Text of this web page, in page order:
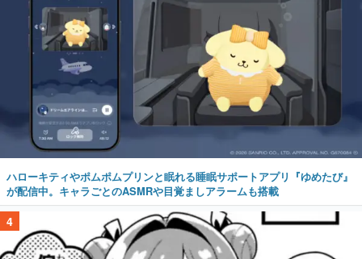
ハローキティやポムポムプリンと眠れる睡眠サポートアプリ『ゆめたび』
が配信中。キャラごとのASMRや目覚ましアラームも搭載
4